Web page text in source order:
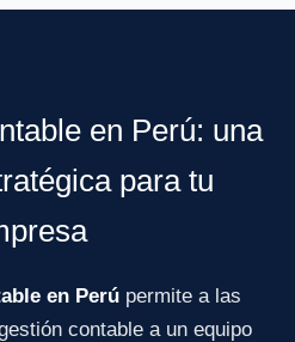
en Perú: una
para tu
en Perúpermite a las
contable a un equipo